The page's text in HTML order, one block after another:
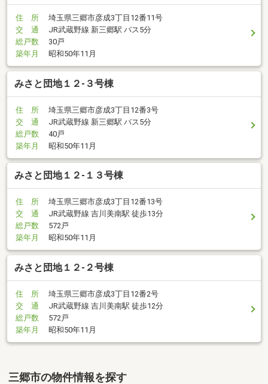
住 所
埼玉県三郷市彦成3丁目12番11号
交 通
JR武蔵野線 新三郷駅 バス5分
総戸数
30戸
築年月
昭和50年11月
みさと団地１２-３号棟
住 所
埼玉県三郷市彦成3丁目12番3号
交 通
JR武蔵野線 新三郷駅 バス5分
総戸数
40戸
築年月
昭和50年11月
みさと団地１２-１３号棟
住 所
埼玉県三郷市彦成3丁目12番13号
交 通
JR武蔵野線 吉川美南駅 徒歩13分
総戸数
572戸
築年月
昭和50年11月
みさと団地１２-２号棟
住 所
埼玉県三郷市彦成3丁目12番2号
交 通
JR武蔵野線 吉川美南駅 徒歩12分
総戸数
572戸
築年月
昭和50年11月
三郷市の物件情報を探す